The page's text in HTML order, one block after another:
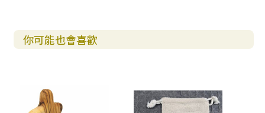
你可能也會喜歡